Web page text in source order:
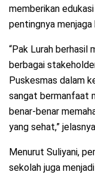
memberikan
pentingnya menjaga
“Pak Lurah berhasil
berbagai
Puskesmas dalam
sangat bermanfaat
benar-benar
yang sehat,”
Menurut Suliyani,
sekolah juga